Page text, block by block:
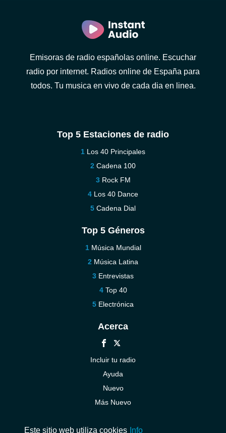
Emisoras de radio españolas online. Escuchar
radio por internet. Radios online de España para
todos. Tu musica en vivo de cada dia en linea.
Top 5 Estaciones de radio
Los 40 Principales
Cadena 100
Rock FM
Los 40 Dance
Cadena Dial
Top 5 Géneros
Música Mundial
Música Latina
Entrevistas
Top 40
Electrónica
Acerca
Incluir tu radio
Ayuda
Nuevo
Más Nuevo
Este sitio web utiliza cookies Info